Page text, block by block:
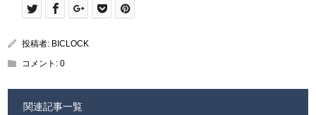
投稿者: BICLOCK
コメント:0
関連記事一覧